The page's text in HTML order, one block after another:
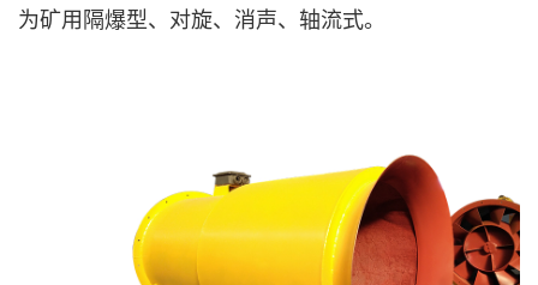
为矿用隔爆型、对旋、消声、轴流式。